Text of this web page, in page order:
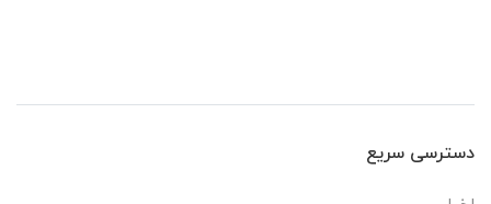
دسترسی سریع